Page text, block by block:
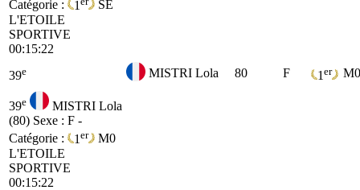
Catégorie : 1
SE
L'ETOILE
SPORTIVE
00:15:22
39e MISTRI Lola 80 F 1 er M0
39e
MISTRI Lola
(80) Sexe : F -
Catégorie :
1 er
M0
L'ETOILE
SPORTIVE
00:15:22